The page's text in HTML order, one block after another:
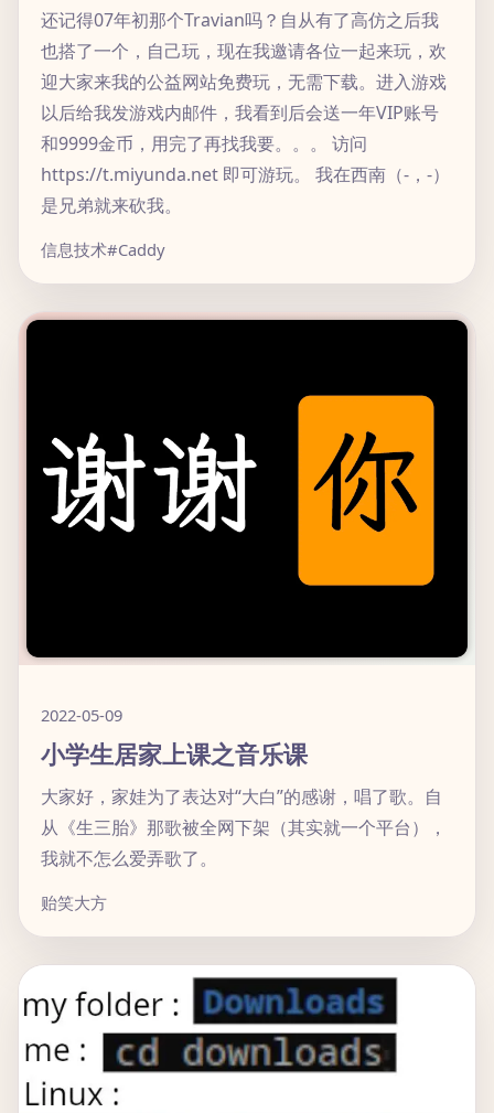
还记得07年初那个Travian吗？自从有了高仿之后我
也搭了一个，自己玩，现在我邀请各位一起来玩，欢
迎大家来我的公益网站免费玩，无需下载。进入游戏
以后给我发游戏内邮件，我看到后会送一年VIP账号
和9999金币，用完了再找我要。。。 访问
https://t.miyunda.net 即可游玩。 我在西南（-，-）
是兄弟就来砍我。
信息技术#Caddy
2022-05-09
小学生居家上课之音乐课
大家好，家娃为了表达对“大白”的感谢，唱了歌。自
从《生三胎》那歌被全网下架（其实就一个平台），
我就不怎么爱弄歌了。
贻笑大方